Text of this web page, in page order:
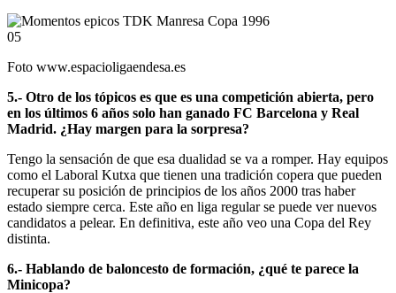
Foto www.espacioligaendesa.es
5.- Otro de los tópicos es que es una competición abierta, pero
en los últimos 6 años solo han ganado FC Barcelona y Real
Madrid. ¿Hay margen para la sorpresa?
Tengo la sensación de que esa dualidad se va a romper. Hay equipos
como el Laboral Kutxa que tienen una tradición copera que pueden
recuperar su posición de principios de los años 2000 tras haber
estado siempre cerca. Este año en liga regular se puede ver nuevos
candidatos a pelear. En definitiva, este año veo una Copa del Rey
distinta.
6.- Hablando de baloncesto de formación, ¿qué te parece la
Minicopa?